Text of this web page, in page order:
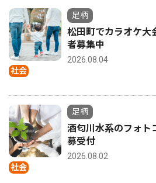
社会
足柄
松田町でカラオケ
者募集中
2026.08.04
社会
足柄
酒匂川水系のフォ
募受付
2026.08.02